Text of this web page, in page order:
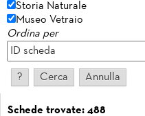
Storia Naturale
Museo Vetraio
Ordina per
Schede trovate: 488